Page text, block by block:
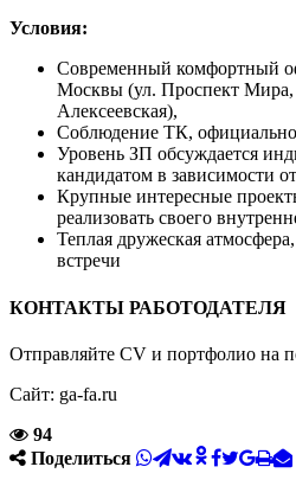
Условия:
Современный комфортный
Москвы (ул. Проспект Мира,
Алексеевская),
Соблюдение ТК,
Уровень ЗП обсуждается
кандидатом в зависимости
Крупные интересные
реализовать своего
Теплая дружеская
встречи
КОНТАКТЫ РАБОТОДАТЕЛЯ
Отправляйте CV и портфолио на
Сайт: ga-fa.ru
94
Поделиться